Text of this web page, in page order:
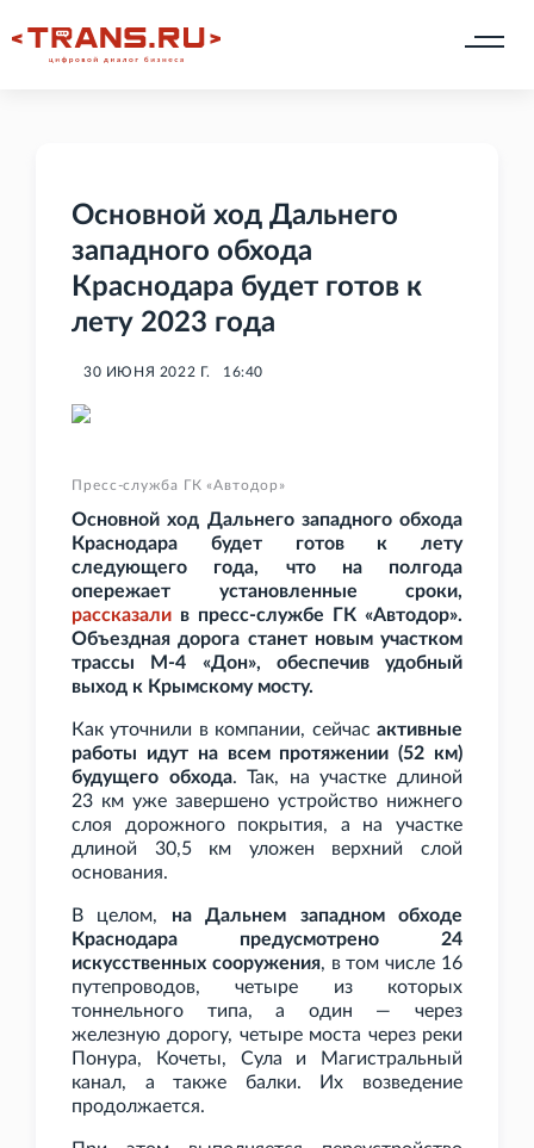
Основной ход Дальнего
западного обхода
Краснодара будет готов к
лету 2023 года
30 ИЮНЯ 2022 Г. 16:40
Пресс-служба ГК «Автодор»
Основной ход Дальнего западного обхода
Краснодара будет готов к лету
следующего года, что на полгода
опережает установленные сроки,
рассказали в пресс-службе ГК «Автодор».
Объездная дорога станет новым участком
трассы М-4
«Дон», обеспечив удобный
выход к Крымскому мосту.
Как уточнили в компании, сейчас активные
работы идут на всем протяжении (52 км)
будущего обхода. Так, на участке длиной
23 км уже завершено устройство нижнего
слоя дорожного покрытия, а на участке
длиной 30,5
км уложен верхний слой
основания.
В целом, на Дальнем западном обходе
Краснодара предусмотрено 24
искусственных сооружения, в том числе 16
путепроводов, четыре из которых
тоннельного типа, а один — через
железную дорогу, четыре моста через реки
Понура, Кочеты, Сула и Магистральный
канал, а также балки. Их возведение
продолжается.